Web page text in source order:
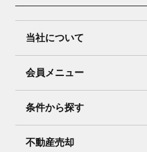
当社について
会員メニュー
条件から探す
不動産売却